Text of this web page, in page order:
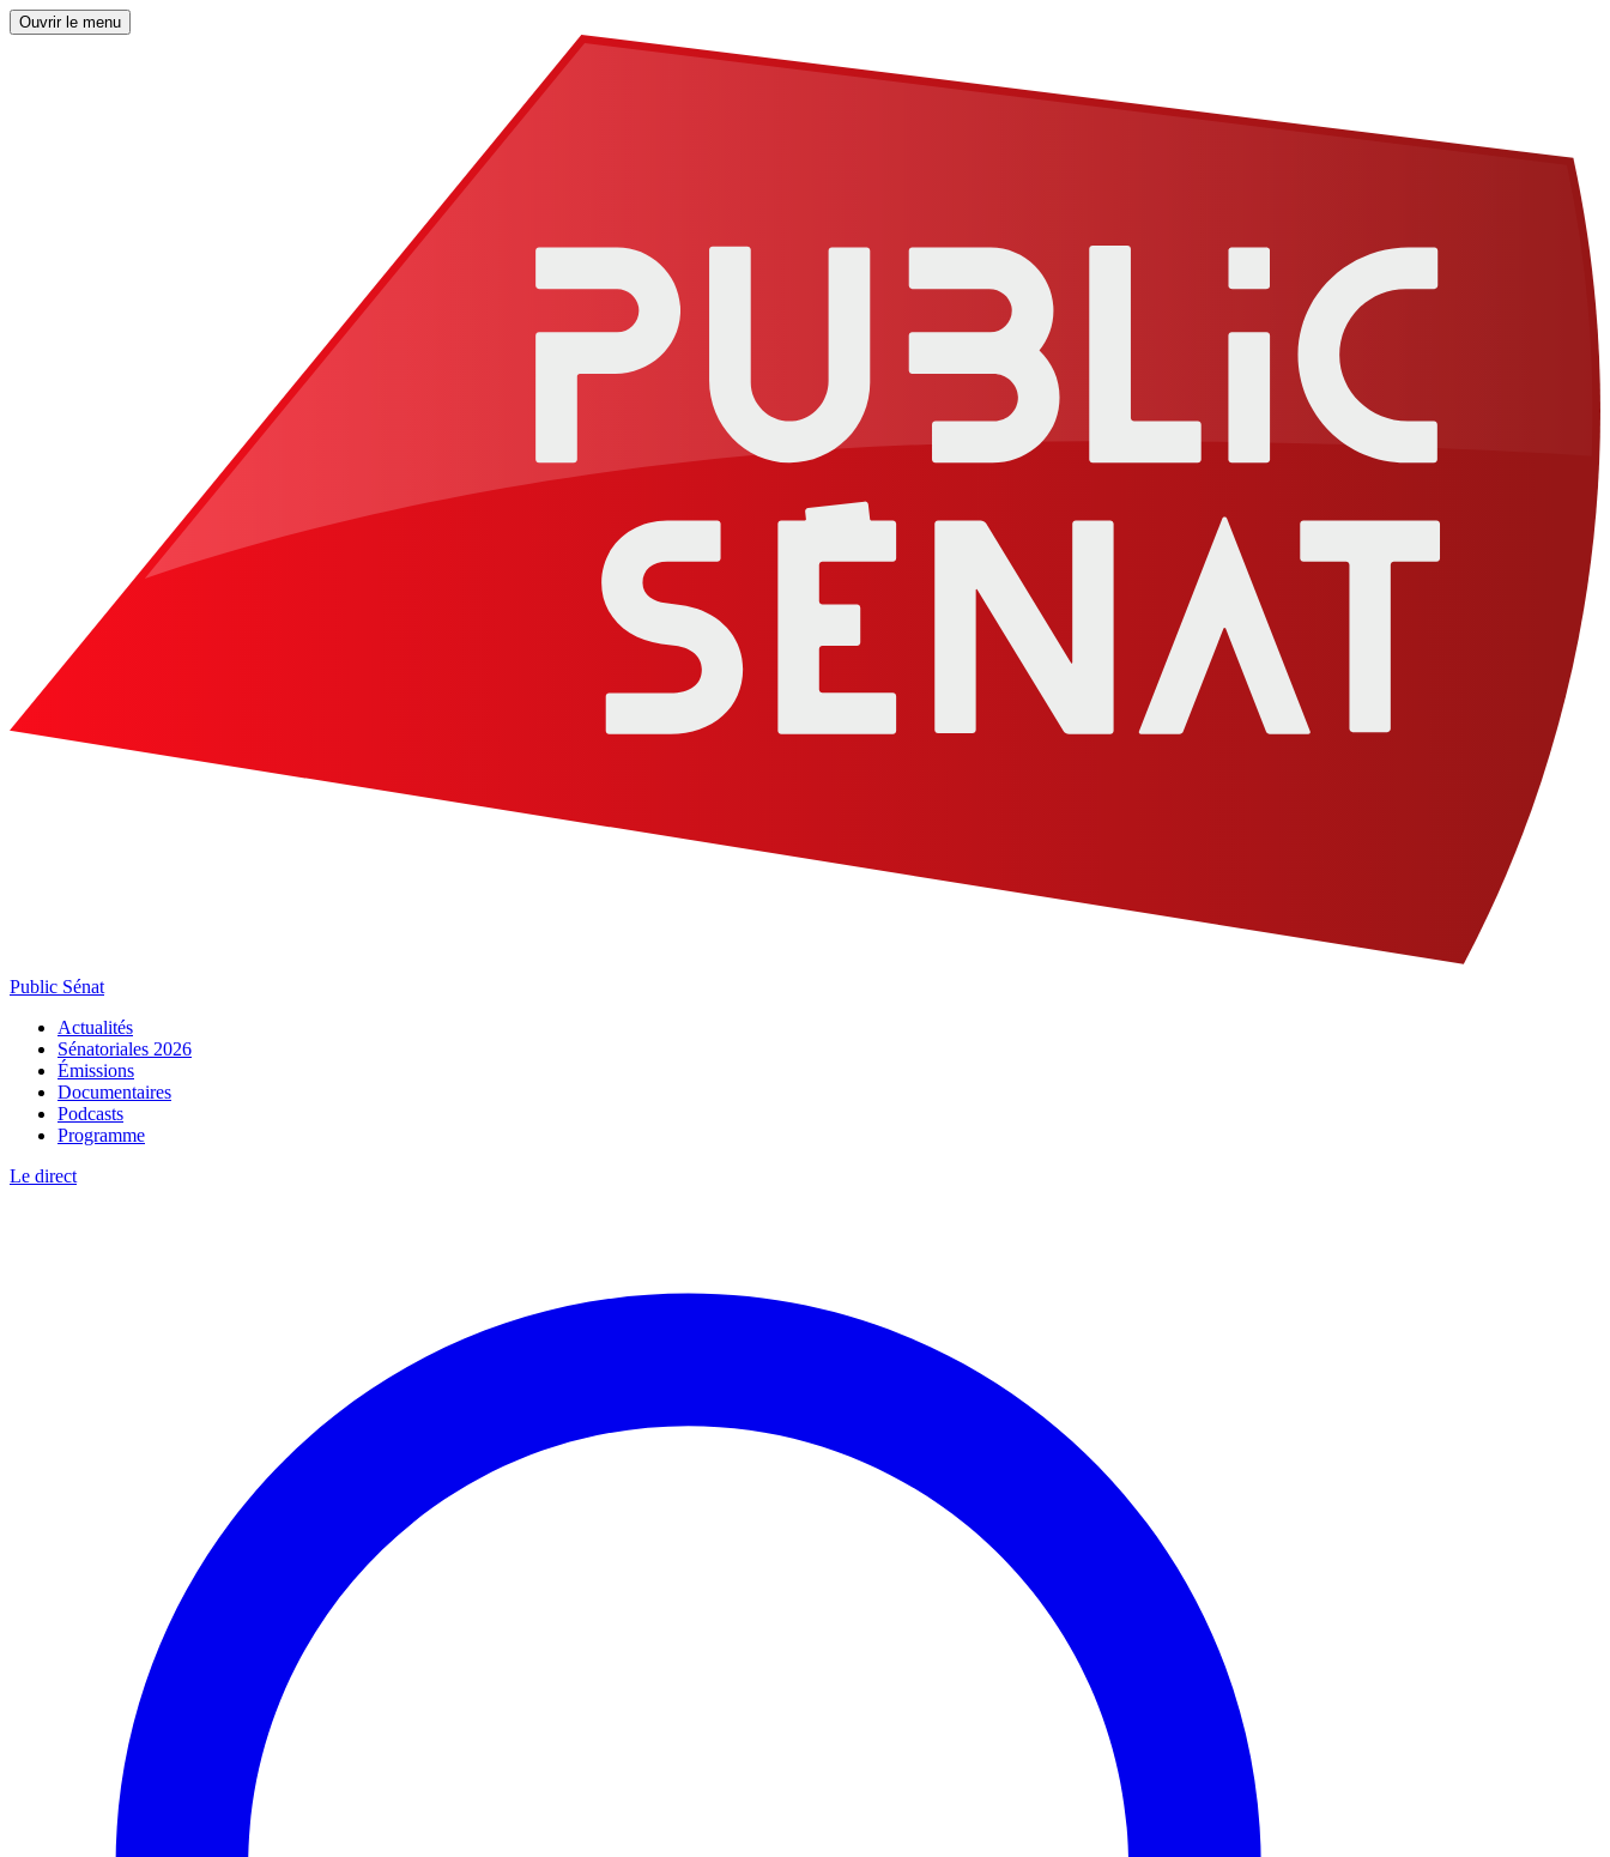
Ouvrir le menu
Public Sénat
Actualités
Sénatoriales 2026
Émissions
Documentaires
Podcasts
Programme
Le direct